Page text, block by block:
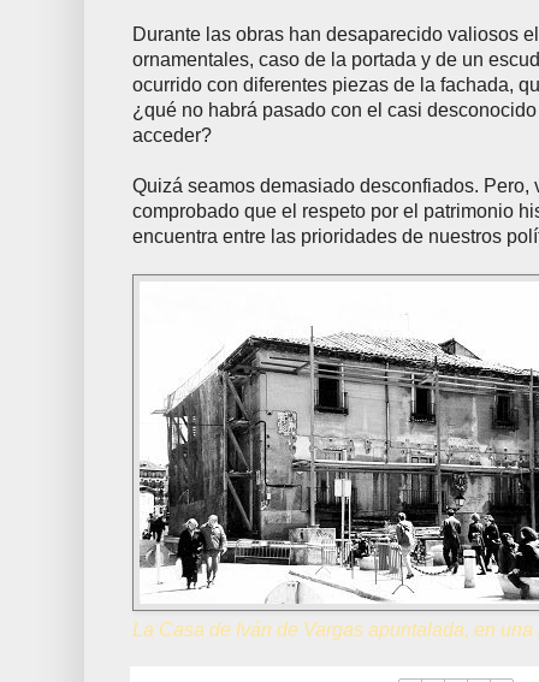
Durante las obras han desaparecido valiosos
ornamentales, caso de la portada y de un
ocurrido con diferentes piezas de la fachada,
¿qué no habrá pasado con el casi
acceder?
Quizá seamos demasiado desconfiados. Pero,
comprobado que el respeto por el patrimonio
encuentra entre las prioridades de nuestros
La Casa de Iván de Vargas apuntalada, en